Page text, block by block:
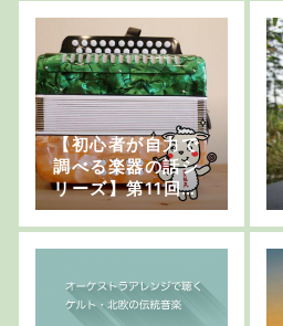
【初心者が自力で
調べる楽器の話シ
リーズ】第11回：
ボタン式アコーデ
ィオン その1「ボ
タン先輩、ピアノ